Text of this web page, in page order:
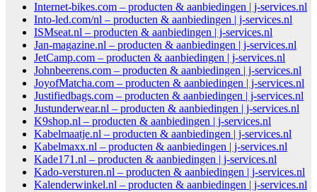
Internet-bikes.com – producten & aanbiedingen | j-services.nl
Into-led.com/nl – producten & aanbiedingen | j-services.nl
ISMseat.nl – producten & aanbiedingen | j-services.nl
Jan-magazine.nl – producten & aanbiedingen | j-services.nl
JetCamp.com – producten & aanbiedingen | j-services.nl
Johnbeerens.com – producten & aanbiedingen | j-services.nl
JoyofMatcha.com – producten & aanbiedingen | j-services.nl
Justifiedbags.com – producten & aanbiedingen | j-services.nl
Justunderwear.nl – producten & aanbiedingen | j-services.nl
K9shop.nl – producten & aanbiedingen | j-services.nl
Kabelmaatje.nl – producten & aanbiedingen | j-services.nl
Kabelmaxx.nl – producten & aanbiedingen | j-services.nl
Kade171.nl – producten & aanbiedingen | j-services.nl
Kado-versturen.nl – producten & aanbiedingen | j-services.nl
Kalenderwinkel.nl – producten & aanbiedingen | j-services.nl